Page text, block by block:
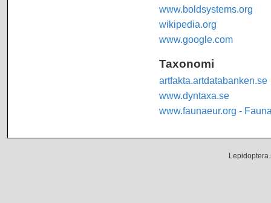
www.boldsystems.org
wikipedia.org
www.google.com
Taxonomi
artfakta.artdatabanken.se
www.dyntaxa.se
www.faunaeur.org -